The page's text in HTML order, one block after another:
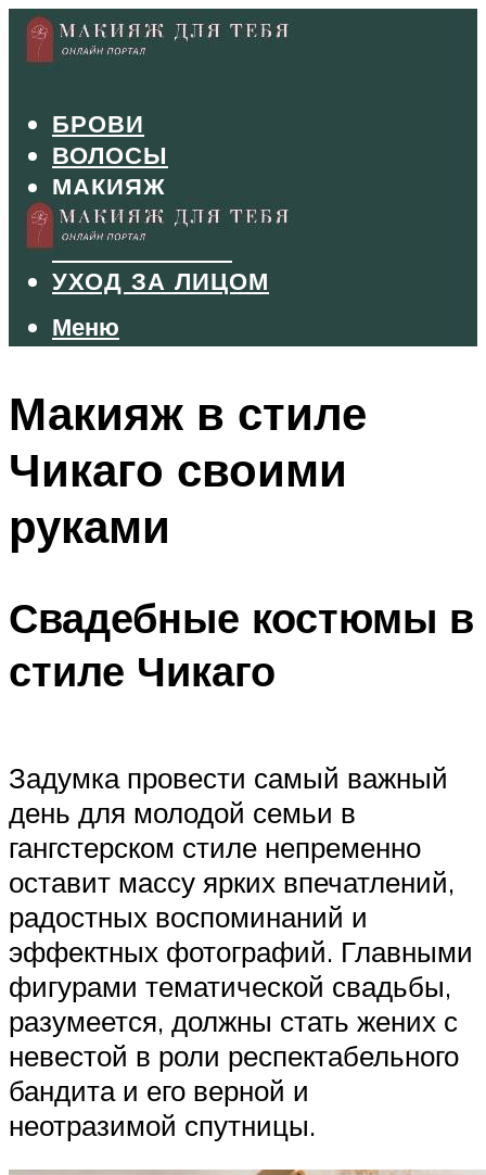
БРОВИ
ВОЛОСЫ
МАКИЯЖ
МАНИКЮР
ТУШЬ И ТЕНИ
УХОД ЗА ЛИЦОМ
Меню
Меню
Макияж в стиле
Чикаго своими
руками
Свадебные костюмы в
стиле Чикаго
Задумка провести самый важный
день для молодой семьи в
гангстерском стиле непременно
оставит массу ярких впечатлений,
радостных воспоминаний и
эффектных фотографий. Главными
фигурами тематической свадьбы,
разумеется, должны стать жених с
невестой в роли респектабельного
бандита и его верной и
неотразимой спутницы.